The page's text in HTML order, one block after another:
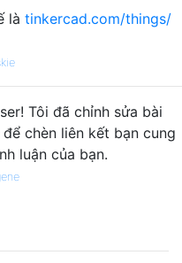
là tinkercad.com/things/
Tôi đã chỉnh sửa bài
chèn liên kết bạn cung
luận của bạn.